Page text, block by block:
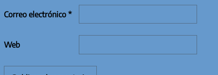
Correo electrónico *
Web